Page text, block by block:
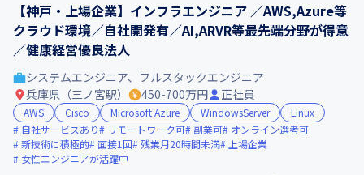
【神戸・上場企業】インフラエンジニア ／AWS,Azure等
クラウド環境／自社開発有／AI,ARVR等最先端分野が得意
／健康経営優良法人
システムエンジニア、フルスタックエンジニア
兵庫県（三ノ宮駅）
450-700万円 正社員
AWS Cisco Microsoft Azure WindowsServer
Linux
自社サービスあり
リモートワーク可 副業可
オンライン選考可
新技術に積極的
面接1回 残業月20時間未満
上場企業
女性エンジニアが活躍中